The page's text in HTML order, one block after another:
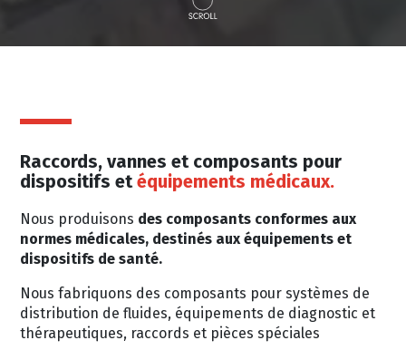
Raccords, vannes et composants pour
dispositifs etéquipements médicaux.
Nous produisons des composants conformes aux
normes médicales, destinés aux équipements et
dispositifs de santé.
Nous fabriquons des composants pour systèmes de
distribution de fluides, équipements de diagnostic et
thérapeutiques, raccords et pièces spéciales